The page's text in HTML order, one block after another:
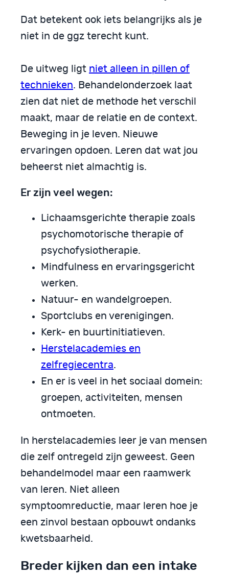
Dat betekent ook iets belangrijks als je
niet in de ggz terecht kunt.
De uitweg ligt niet alleen in pillen of
technieken. Behandelonderzoek laat
zien dat niet de methode het verschil
maakt, maar de relatie en de context.
Beweging in je leven. Nieuwe
ervaringen opdoen. Leren dat wat jou
beheerst niet almachtig is.
Er zijn veel wegen:
Lichaamsgerichte therapie zoals
psychomotorische therapie of
psychofysiotherapie.
Mindfulness en ervaringsgericht
werken.
Natuur- en wandelgroepen.
Sportclubs en verenigingen.
Kerk- en buurtinitiatieven.
Herstelacademies en
zelfregiecentra.
En er is veel in het sociaal domein:
groepen, activiteiten, mensen
ontmoeten.
In herstelacademies leer je van mensen
die zelf ontregeld zijn geweest. Geen
behandelmodel maar een raamwerk
van leren. Niet alleen
symptoomreductie, maar leren hoe je
een zinvol bestaan opbouwt ondanks
kwetsbaarheid.
Breder kijken dan een intake